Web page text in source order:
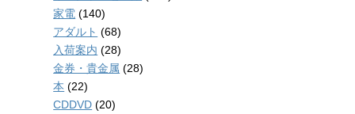
家電 (140)
アダルト (68)
入荷案内 (28)
金券・貴金属 (28)
本 (22)
CDDVD (20)